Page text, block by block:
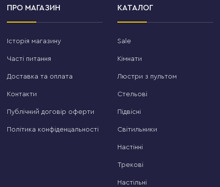
ПРО МАГАЗИН
Історія магазину
Часті питання
Доставка та оплата
Контакти
Публічний договір оферти
Політика конфіденцальності
КАТАЛОГ
Sale
Кімнати
Люстри з пультом
Стельові
Підвісні
Світильники
Настінні
Трекові
Настільні